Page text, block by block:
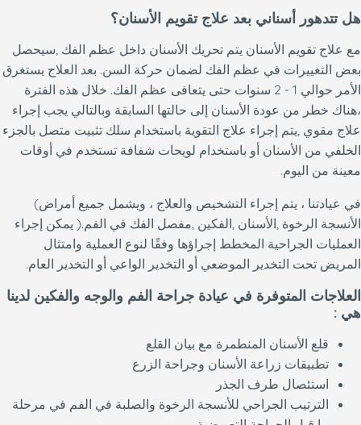
هل تتدهور أسناني بعد علاج تقويم الأسنان؟
مع علاج تقويم الأسنان يتم تحريك الأسنان داخل عظم الفك ,سيحصل
بعض التغييرات في عظم الفك لضمان حركة السن. بعد العلاج يستغرق
الأمر حوالي 1 - 2 سنوات حتى يتعافى عظم الفك. خلال هذه الفترة
،هناك خطر من عودة الأسنان إلى حالتها السابقة وبالتالي يجب إجراء
علاج مقوي ,يتم إجراء علاج التقوية باستخدام سلك تثبيت متصل بالجزء
الخلفي من الأسنان أو باستخدام لويحات شفافة تستخدم في أوقات
معينة من اليوم.
في عيادتنا ، يتم إجراء التشخيص والعلاج ، ويشمل جميع أمراض)
الأنسجة الرخوة ,الأسنان ,الفكين ,مفصل الفك في الفم.( يمكن إجراء
العمليات الجراحية المخطط إجراؤها وفقًا لنوع العملية وامتثال
المريض تحت التخدير الموضعي أو التخدير الواعي أو التخدير العام.
العلاجات المتوفرة في عيادة جراحة الفم والوجه والفكين لدينا
هي :
قلع الأسنان المنطمرة مع بيان القلع
تطبيقات زراعة الأسنان وجراحة الزرع
استئصال طرف الجذر
الترتيب الجراحي للأنسجة الرخوة والصلبة في الفم في مرحلة